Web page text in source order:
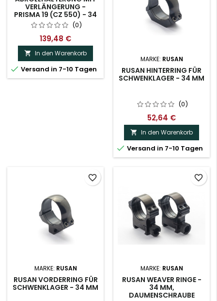
VERLÄNGERUNG -
PRISMA 19 (CZ 550) - 34
MM, DAUMENSCHRAUBE
(0)
139,48 €
 In den Warenkorb
 Versand in 7-10 Tagen
MARKE: RUSAN
RUSAN HINTERRING FÜR
SCHWENKLAGER - 34 MM
(0)
52,64 €
 In den Warenkorb
 Versand in 7-10 Tagen
MARKE: RUSAN
RUSAN VORDERRING FÜR
SCHWENKLAGER - 34 MM
favorite_border
MARKE: RUSAN
RUSAN WEAVER RINGE -
34 MM,
DAUMENSCHRAUBE
favorite_border